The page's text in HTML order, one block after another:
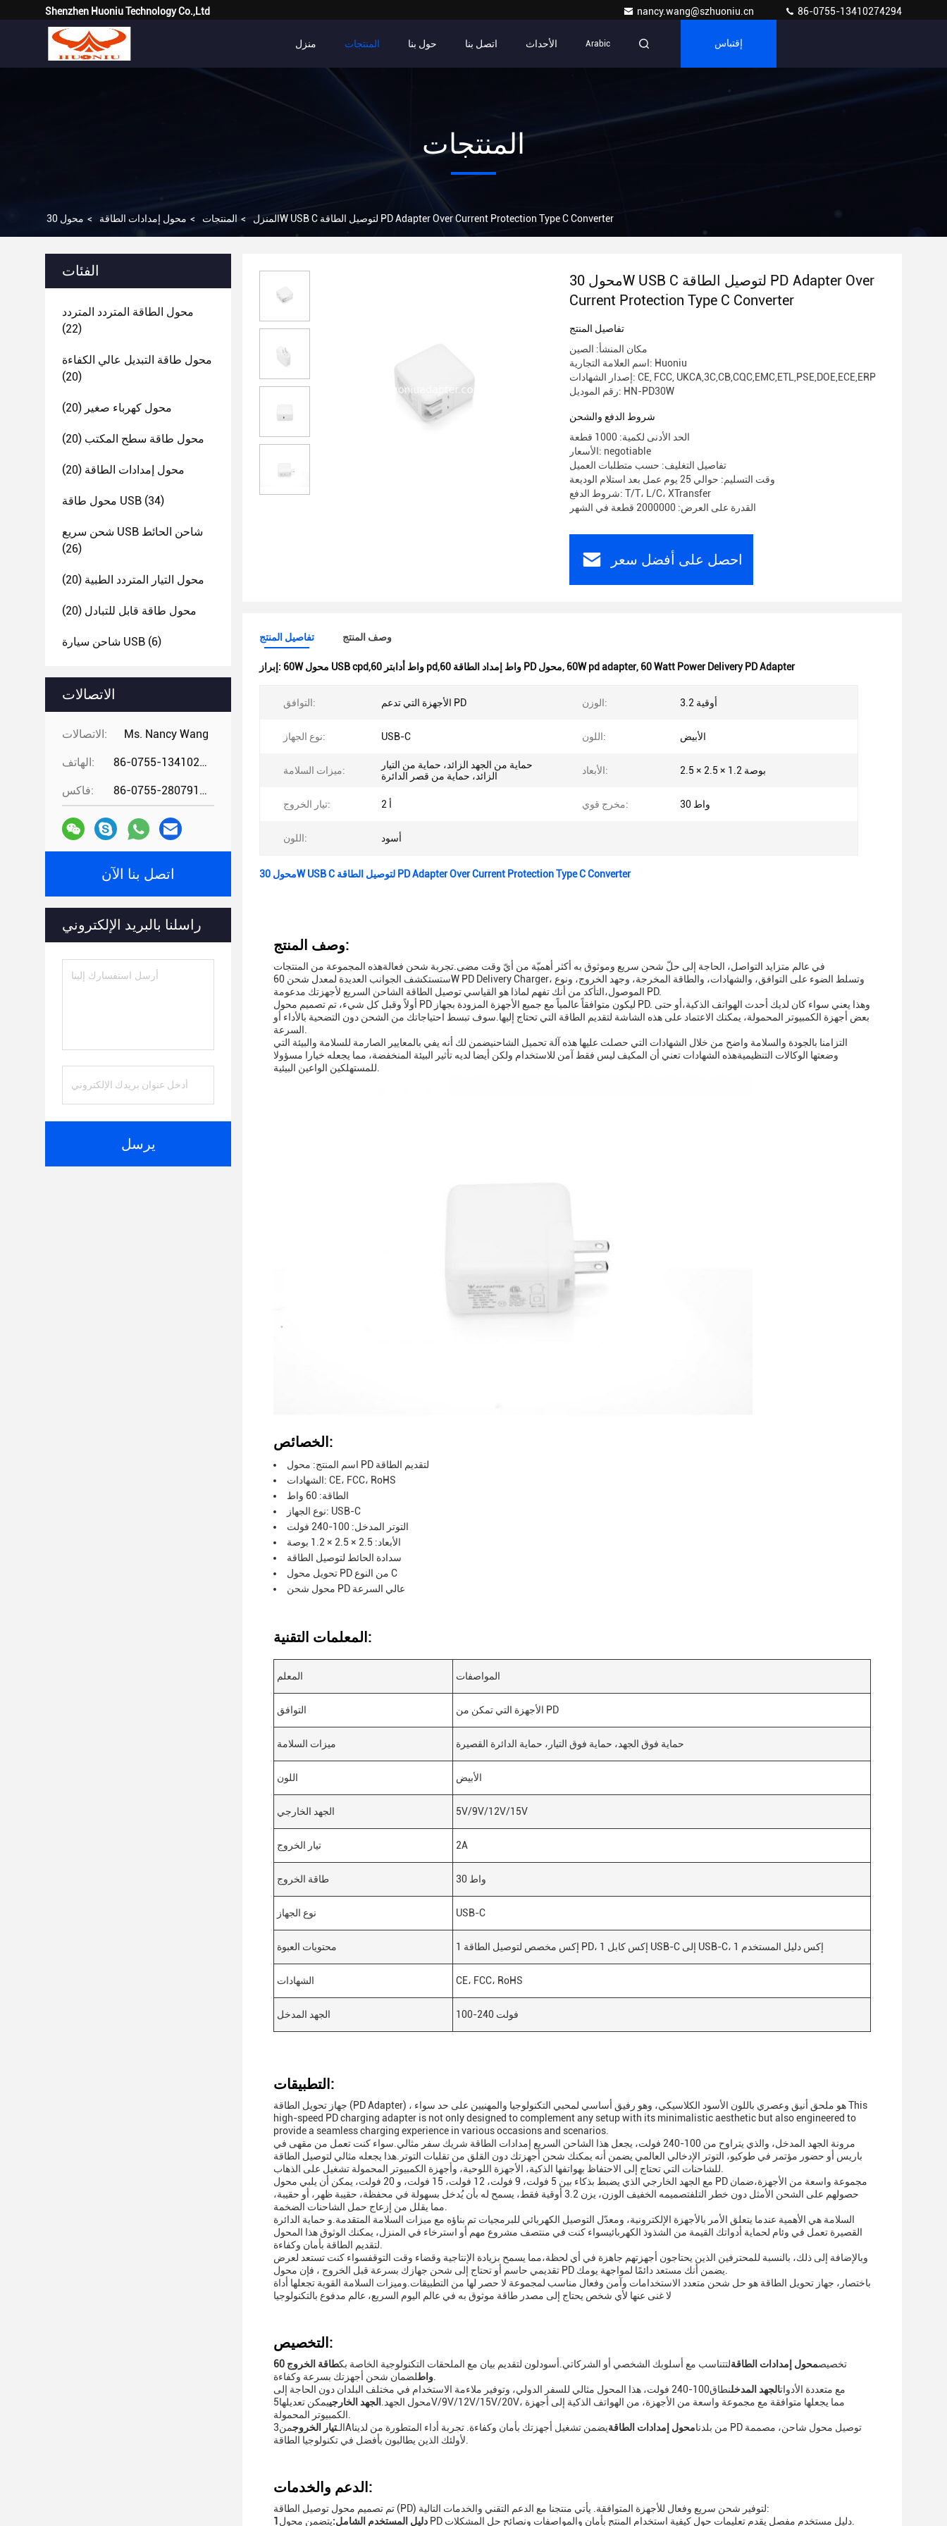
Shenzhen Huoniu Technology Co.,Ltd nancy.wang@szhuoniu.cn 86-0755-13410274294
منزل المنتجات حول بنا اتصل بنا الأحداث Arabic إقتباس
المنتجات
المنزل > المنتجات > محول إمدادات الطاقة > محول 30W USB C لتوصيل الطاقة PD Adapter Over Current Protection Type C Converter
الفئات
محول الطاقة المتردد المتردد
(22)
محول طاقة التبديل عالي الكفاءة
(20)
محول كهرباء صغير (20)
محول طاقة سطح المكتب (20)
محول إمدادات الطاقة (20)
محول طاقة USB (34)
شحن سريع USB شاحن الحائط
(26)
محول التيار المتردد الطبية (20)
محول طاقة قابل للتبادل (20)
شاحن سيارة USB (6)
الاتصالات
الاتصالات: Ms. Nancy Wang
الهاتف: 86-0755-13410274294
فاكس: 86-0755-28079166
اتصل بنا الآن
راسلنا بالبريد الإلكتروني
يرسل
محول 30W USB C لتوصيل الطاقة PD Adapter Over
Current Protection Type C Converter
تفاصيل المنتج
مكان المنشأ: الصين
اسم العلامة التجارية: Huoniu
إصدار الشهادات: CE, FCC, UKCA,3C,CB,CQC,EMC,ETL,PSE,DOE,ECE,ERP
رقم الموديل: HN-PD30W
شروط الدفع والشحن
الحد الأدنى لكمية: 1000 قطعة
الأسعار: negotiable
تفاصيل التغليف: حسب متطلبات العميل
وقت التسليم: حوالي 25 يوم عمل بعد استلام الوديعة
شروط الدفع: T/T، L/C، XTransfer
القدرة على العرض: 2000000 قطعة في الشهر
احصل على أفضل سعر
تفاصيل المنتج وصف المنتج
إبراز: 60W محول USB cpd,60 واط أدابتر pd,60 واط إمداد الطاقة PD محول, 60W pd adapter, 60 Watt Power Delivery PD Adapter
التوافق: الأجهزة التي تدعم PD الوزن: 3.2 أوقية
نوع الجهاز: USB-C اللون: الأبيض
ميزات السلامة:
حماية من الجهد الزائد، حماية من التيار
الزائد، حماية من قصر الدائرة
الأبعاد: 2.5 × 2.5 × 1.2 بوصة
تيار الخروج: 2 أ مخرج قوي: 30 واط
اللون: أسود
محول 30W USB C لتوصيل الطاقة PD Adapter Over Current Protection Type C Converter
وصف المنتج:
في عالم متزايد التواصل، الحاجة إلى حلّ شحن سريع وموثوق به أكثر أهميّة من أيّ وقت مضى.تجربة شحن فعالةهذه المجموعة من المنتجات
ستستكشف الجوانب العديدة لمعدل شحن 60W PD Delivery Charger، وتسلط الضوء على التوافق، والشهادات، والطاقة المخرجة، وجهد الخروج، ونوع
الموصول،التأكد من أنك تفهم لماذا هو القياسي توصيل الطاقة الشاحن السريع لأجهزتك مدعومة PD.
أولاً وقبل كل شيء، تم تصميم محول PD ليكون متوافقاً عالمياً مع جميع الأجهزة المزودة بجهاز PD. وهذا يعني سواء كان لديك أحدث الهواتف الذكية،أو حتى
بعض أجهزة الكمبيوتر المحمولة، يمكنك الاعتماد على هذه الشاشة لتقديم الطاقة التي تحتاج إليها.سوف تبسط احتياجاتك من الشحن دون التضحية بالأداء أو
التزامنا بالجودة والسلامة واضح من خلال الشهادات التي حصلت عليها هذه آلة تحميل الشاحنيضمن لك أنه يفي بالمعايير الصارمة للسلامة والبيئة التي
وضعتها الوكالات التنظيميةهذه الشهادات تعني أن المكيف ليس فقط آمن للاستخدام ولكن أيضا لديه تأثير البيئة المنخفضة، مما يجعله خيارا مسؤولا
الخصائص:
اسم المنتج: محول PD لتقديم الطاقة
الشهادات: CE، FCC، RoHS
الطاقة: 60 واط
نوع الجهاز: USB-C
التوتر المدخل: 100-240 فولت
الأبعاد: 2.5 × 2.5 × 1.2 بوصة
سدادة الحائط لتوصيل الطاقة
تحويل محول PD من النوع C
محول شحن PD عالي السرعة
المعلمات التقنية:
المعلم المواصفات
التوافق الأجهزة التي تمكن من PD
ميزات السلامة حماية فوق الجهد، حماية فوق التيار، حماية الدائرة القصيرة
اللون الأبيض
الجهد الخارجي 5V/9V/12V/15V
تيار الخروج 2A
طاقة الخروج 30 واط
نوع الجهاز USB-C
محتويات العبوة 1 إكس مخصص لتوصيل الطاقة PD، 1 إكس كابل USB-C إلى USB-C، 1 إكس دليل المستخدم
الشهادات CE، FCC، RoHS
الجهد المدخل 100-240 فولت
التطبيقات:
جهاز تحويل الطاقة (PD Adapter) ، هو ملحق أنيق وعصري باللون الأسود الكلاسيكي، وهو رفيق أساسي لمحبي التكنولوجيا والمهنيين على حد سواء This
high-speed PD charging adapter is not only designed to complement any setup with its minimalistic aesthetic but also engineered to
provide a seamless charging experience in various occasions and scenarios.
مرونة الجهد المدخل، والذي يتراوح من 100-240 فولت، يجعل هذا الشاحن السريع إمدادات الطاقة شريك سفر مثالي.سواء كنت تعمل من مقهى في
باريس أو حضور مؤتمر في طوكيو، التوتر الإدخالي العالمي يضمن أنه يمكنك شحن أجهزتك دون القلق من تقلبات التوتر.هذا يجعله مثالي لتوصيل الطاقة
مع الجهد الخارجي الذي يضبط بذكاء بين 5 فولت، 9 فولت، 12 فولت، 15 فولت، و 20 فولت، يمكن أن يلبي محول PD مجموعة واسعة من الأجهزة،ضمان
حصولهم على الشحن الأمثل دون خطر التلفتصميمه الخفيف الوزن، يزن 3.2 أوقية فقط، يسمح له بأن يُدخل بسهولة في محفظة، حقيبة ظهر، أو حقيبة،
السلامة هي الأهمية عندما يتعلق الأمر بالأجهزة الإلكترونية، ومعدّل التوصيل الكهربائي للبرمجيات تم بناؤه مع ميزات السلامة المتقدمة.و حماية الدائرة
القصيرة تعمل في وئام لحماية أدواتك القيمة من الشذوذ الكهربائيسواء كنت في منتصف مشروع مهم أو استرخاء في المنزل، يمكنك الوثوق هذا المحول
وبالإضافة إلى ذلك، بالنسبة للمحترفين الذين يحتاجون أجهزتهم جاهزة في أي لحظة،مما يسمح بزيادة الإنتاجية وقضاء وقت التوقفسواء كنت تستعد لعرض
باختصار، جهاز تحويل الطاقة هو حل شحن متعدد الاستخدامات وآمن وفعال مناسب لمجموعة لا حصر لها من التطبيقات.وميزات السلامة القوية تجعلها أداة
لا غنى عنها لأي شخص يحتاج إلى مصدر طاقة موثوق به في عالم اليوم السريع، عالم مدفوع بالتكنولوجيا
التخصيص:
تخصيصمحول إمدادات الطاقةلتتناسب مع أسلوبك الشخصي أو الشركاتي. أسودلون لتقديم بيان مع الملحقات التكنولوجية الخاصة بك
طاقة الخروج 60
واط
مع متعددة الأدواتالجهد المدخلنطاق100-240 فولت
، هذا المحول مثالي للسفر الدولي، وتوفير ملاءمة الاستخدام في مختلف البلدان دون الحاجة إلى
محول الجهد.
الجهد الخارجييمكن تعديلها 5V/9V/12V/15V/20V، مما يجعلها متوافقة مع مجموعة واسعة من الأجهزة، من الهواتف الذكية إلى أجهزة
الـتيار الخروجمن 3A من بلدنامحول إمدادات الطاقةيضمن تشغيل أجهزتك بأمان وكفاءة. تجربة أداء المتطورة من لدينا PD توصيل محول شاحن، مصممة
الدعم والخدمات:
تم تصميم محول توصيل الطاقة (PD) لتوفير شحن سريع وفعال للأجهزة المتوافقة. يأتي منتجنا مع الدعم التقني والخدمات التالية:
1دليل المستخدم الشامل: